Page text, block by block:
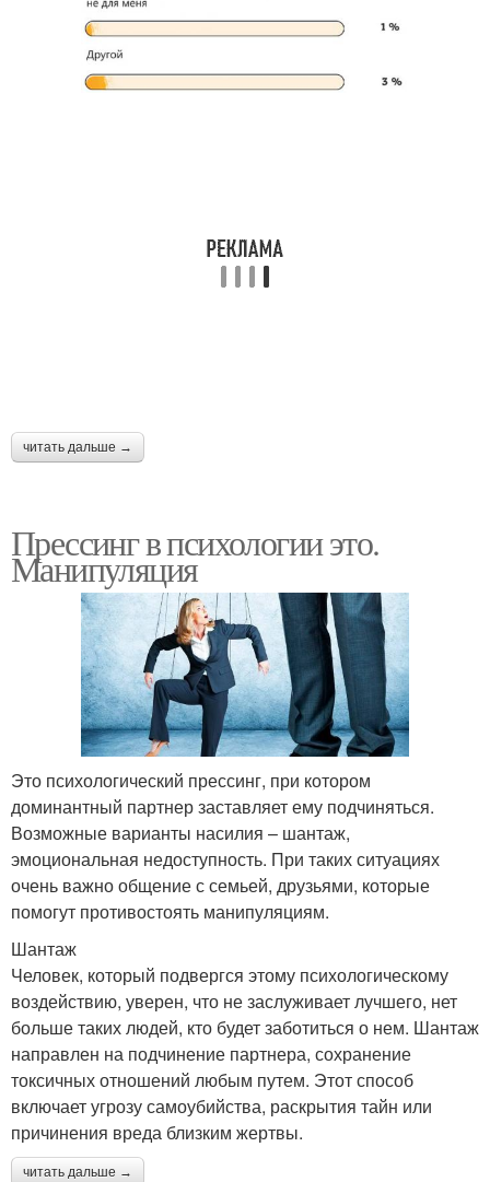
читать дальше →
Прессинг в психологии это.
Манипуляция
Это психологический прессинг, при котором
доминантный партнер заставляет ему подчиняться.
Возможные варианты насилия – шантаж,
эмоциональная недоступность. При таких ситуациях
очень важно общение с семьей, друзьями, которые
помогут противостоять манипуляциям.
Шантаж
Человек, который подвергся этому психологическому
воздействию, уверен, что не заслуживает лучшего, нет
больше таких людей, кто будет заботиться о нем. Шантаж
направлен на подчинение партнера, сохранение
токсичных отношений любым путем. Этот способ
включает угрозу самоубийства, раскрытия тайн или
причинения вреда близким жертвы.
читать дальше →